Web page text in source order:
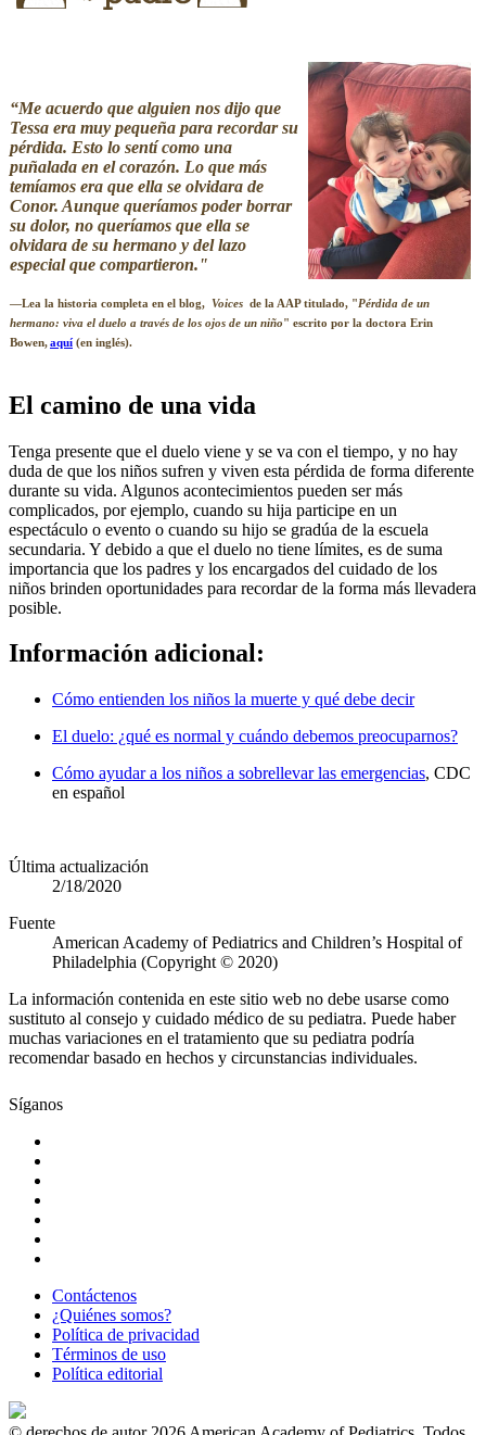
“Me acuerdo que alguien nos dijo que
Tessa era muy pequeña para recordar su
pérdida. Esto lo sentí como una
puñalada en el corazón. Lo que más
temíamos era que ella se olvidara de
Conor. Aunque queríamos poder borrar
su dolor, no queríamos que ella se
olvidara de su hermano y del lazo
especial que compartieron."
―Lea la historia completa en el blog, Voices de la AAP titulado, "Pérdida de un
hermano: viva el duelo a través de los ojos de un niño" escrito por la doctora Erin
Bowen,aquí (en inglés).
El camino de una vida
Tenga presente que el duelo viene y se va con el tiempo, y no hay
duda de que los niños sufren y viven esta pérdida de forma diferente
durante su vida. Algunos acontecimientos pueden ser más
complicados, por ejemplo, cuando su hija participe en un
espectáculo o evento o cuando su hijo se gradúa de la escuela
secundaria. Y debido a que el duelo no tiene límites, es de suma
importancia que los padres y los encargados del cuidado de los
niños brinden oportunidades para recordar de la forma más llevadera
posible.
Información adicional:
Cómo entienden los niños la muerte y qué debe decir
El duelo: ¿qué es normal y cuándo debemos preocuparnos?
Cómo ayudar a los niños a sobrellevar las emergencias, CDC
en español
Última actualización
2/18/2020
Fuente
American Academy of Pediatrics and Children’s Hospital of
Philadelphia (Copyright © 2020)
La información contenida en este sitio web no debe usarse como
sustituto al consejo y cuidado médico de su pediatra. Puede haber
muchas variaciones en el tratamiento que su pediatra podría
recomendar basado en hechos y circunstancias individuales.
Síganos
Contáctenos
¿Quiénes somos?
Política de privacidad
Términos de uso
Política editorial